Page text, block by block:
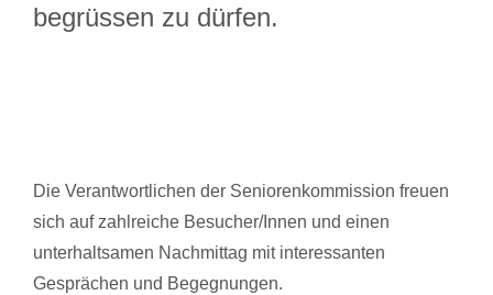
begrüssen zu dürfen.
Die Verantwortlichen der Seniorenkommission freuen
sich auf zahlreiche Besucher/Innen und einen
unterhaltsamen Nachmittag mit interessanten
Gesprächen und Begegnungen.